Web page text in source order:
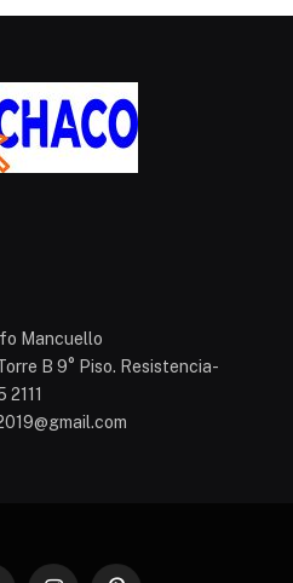
Mancuello
B 9° Piso. Resistencia-